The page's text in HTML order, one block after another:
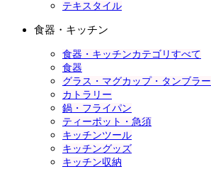
テキスタイル
食器・キッチン
食器・キッチンカテゴリすべて
食器
グラス・マグカップ・タンブラー
カトラリー
鍋・フライパン
ティーポット・急須
キッチンツール
キッチングッズ
キッチン収納